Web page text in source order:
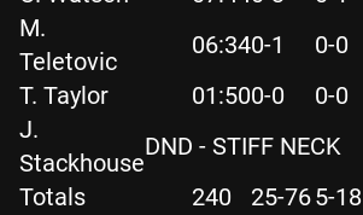
M.
Teletovic
06:340-1 0-0
T. Taylor
01:500-0 0-0
J.
Stackhouse
DND - STIFF NECK
Totals
240 25-765-18